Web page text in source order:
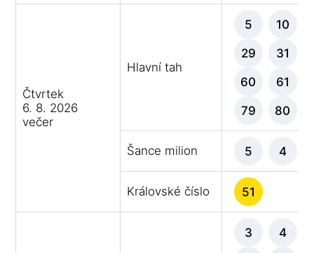
Čtvrtek
6. 8. 2026
večer
Hlavní tah
5 10
29 31
60 61
79 80
Šance milion 5 4
Královské číslo 51
3 4